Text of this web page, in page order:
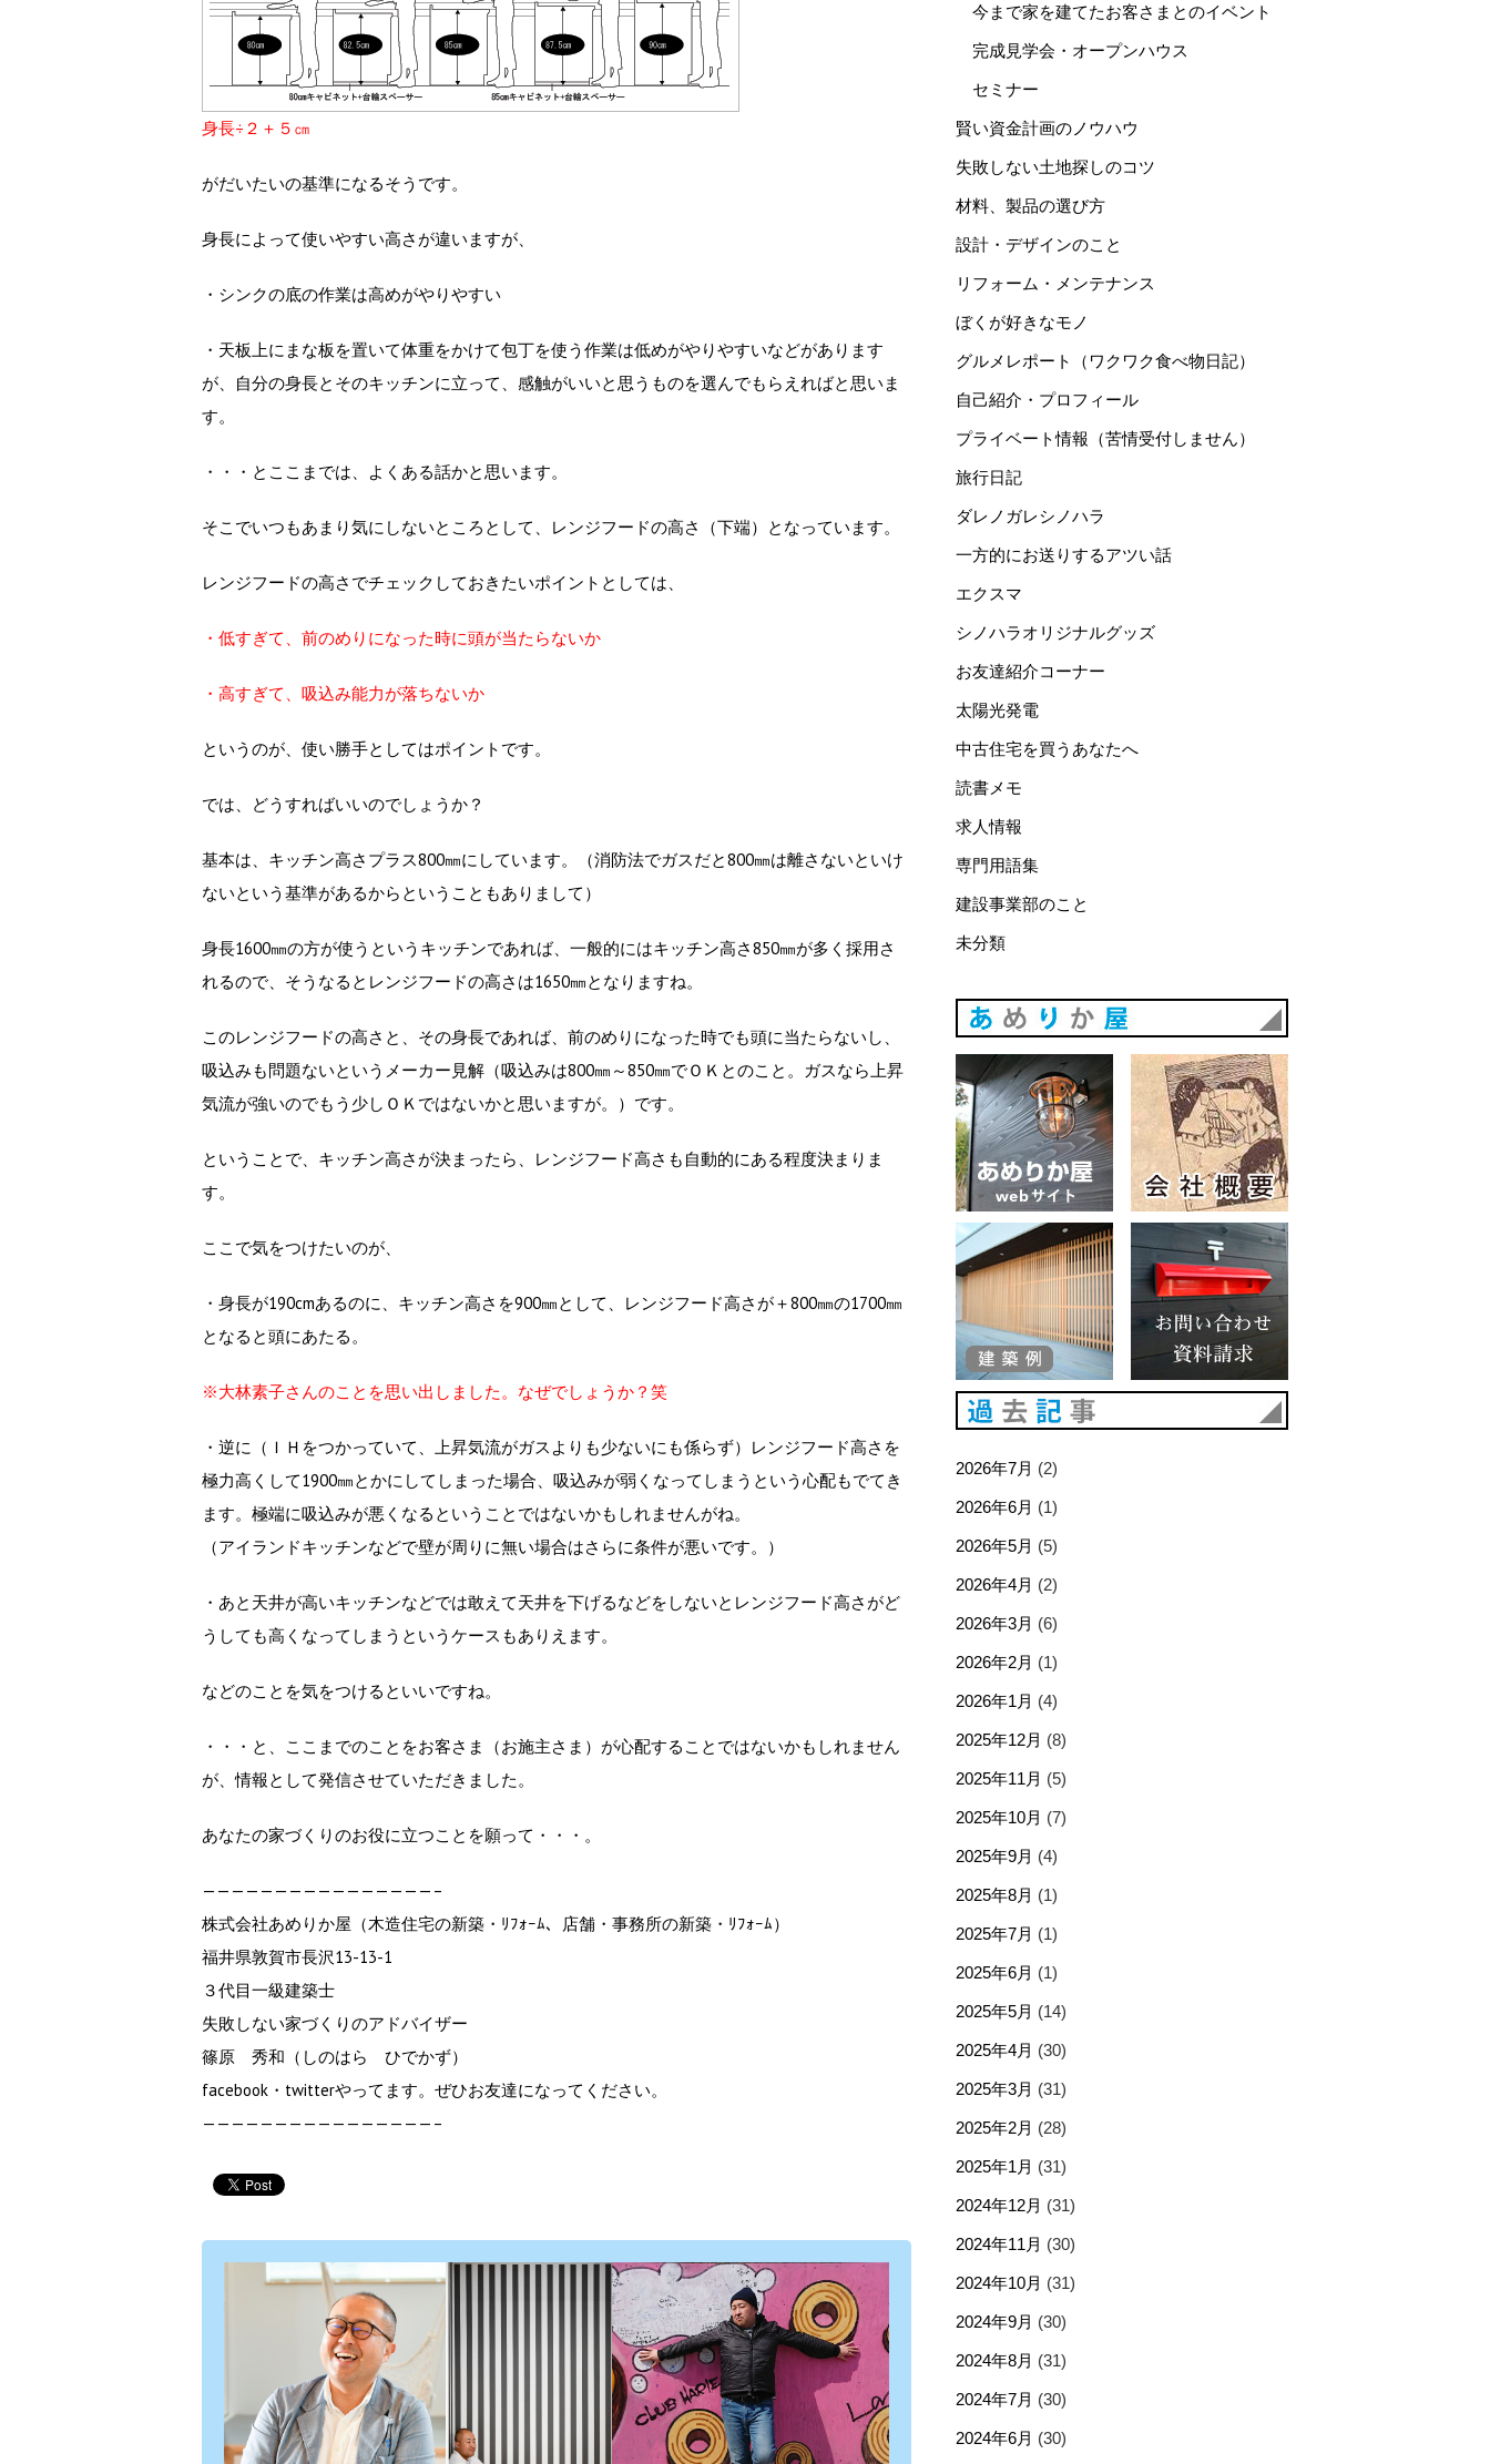
身長÷２＋５㎝
がだいたいの基準になるそうです。
身長によって使いやすい高さが違いますが、
・シンクの底の作業は高めがやりやすい
・天板上にまな板を置いて体重をかけて包丁を使う作業は低めがやりやすいなどがあります
が、自分の身長とそのキッチンに立って、感触がいいと思うものを選んでもらえればと思いま
す。
・・・とここまでは、よくある話かと思います。
そこでいつもあまり気にしないところとして、レンジフードの高さ（下端）となっています。
レンジフードの高さでチェックしておきたいポイントとしては、
・低すぎて、前のめりになった時に頭が当たらないか
・高すぎて、吸込み能力が落ちないか
というのが、使い勝手としてはポイントです。
では、どうすればいいのでしょうか？
基本は、キッチン高さプラス800㎜にしています。
（消防法でガスだと800㎜は離さないといけ
ないという基準があるからということもありまして）
身長1600㎜の方が使うというキッチンであれば、一般的にはキッチン高さ850㎜が多く採用さ
れるので、そうなるとレンジフードの高さは1650㎜となりますね。
このレンジフードの高さと、その身長であれば、前のめりになった時でも頭に当たらないし、
吸込みも問題ないというメーカー見解（吸込みは800㎜～850㎜でＯＫとのこと。ガスなら上昇
気流が強いのでもう少しＯＫではないかと思いますが。）です。
ということで、キッチン高さが決まったら、レンジフード高さも自動的にある程度決まりま
す。
ここで気をつけたいのが、
・身長が190cmあるのに、キッチン高さを900㎜として、レンジフード高さが＋800㎜の1700㎜
となると頭にあたる。
※大林素子さんのことを思い出しました。なぜでしょうか？笑
・逆に（ＩＨをつかっていて、上昇気流がガスよりも少ないにも係らず）レンジフード高さを
極力高くして1900㎜とかにしてしまった場合、吸込みが弱くなってしまうという心配もでてき
ます。極端に吸込みが悪くなるということではないかもしれませんがね。
（アイランドキッチンなどで壁が周りに無い場合はさらに条件が悪いです。）
・あと天井が高いキッチンなどでは敢えて天井を下げるなどをしないとレンジフード高さがど
うしても高くなってしまうというケースもありえます。
などのことを気をつけるといいですね。
・・・と、ここまでのことをお客さま（お施主さま）が心配することではないかもしれません
が、情報として発信させていただきました。
あなたの家づくりのお役に立つことを願って・・・。
————————————————–
株式会社あめりか屋（木造住宅の新築・ﾘﾌｫｰﾑ、店舗・事務所の新築・ﾘﾌｫｰﾑ）
福井県敦賀市長沢13-13-1
３代目一級建築士
失敗しない家づくりのアドバイザー
篠原 秀和（しのはら ひでかず）
facebook・twitterやってます。ぜひお友達になってください。
————————————————–
今まで家を建てたお客さまとのイベント
完成見学会・オープンハウス
セミナー
賢い資金計画のノウハウ
失敗しない土地探しのコツ
材料、製品の選び方
設計・デザインのこと
リフォーム・メンテナンス
ぼくが好きなモノ
グルメレポート（ワクワク食べ物日記）
自己紹介・プロフィール
プライベート情報（苦情受付しません）
旅行日記
ダレノガレシノハラ
一方的にお送りするアツい話
エクスマ
シノハラオリジナルグッズ
お友達紹介コーナー
太陽光発電
中古住宅を買うあなたへ
読書メモ
求人情報
専門用語集
建設事業部のこと
未分類
あめりか屋WEBサイト
2026年7月 (2)
2026年6月 (1)
2026年5月 (5)
2026年4月 (2)
2026年3月 (6)
2026年2月 (1)
2026年1月 (4)
2025年12月 (8)
2025年11月 (5)
2025年10月 (7)
2025年9月 (4)
2025年8月 (1)
2025年7月 (1)
2025年6月 (1)
2025年5月 (14)
2025年4月 (30)
2025年3月 (31)
2025年2月 (28)
2025年1月 (31)
2024年12月 (31)
2024年11月 (30)
2024年10月 (31)
2024年9月 (30)
2024年8月 (31)
2024年7月 (30)
2024年6月 (30)